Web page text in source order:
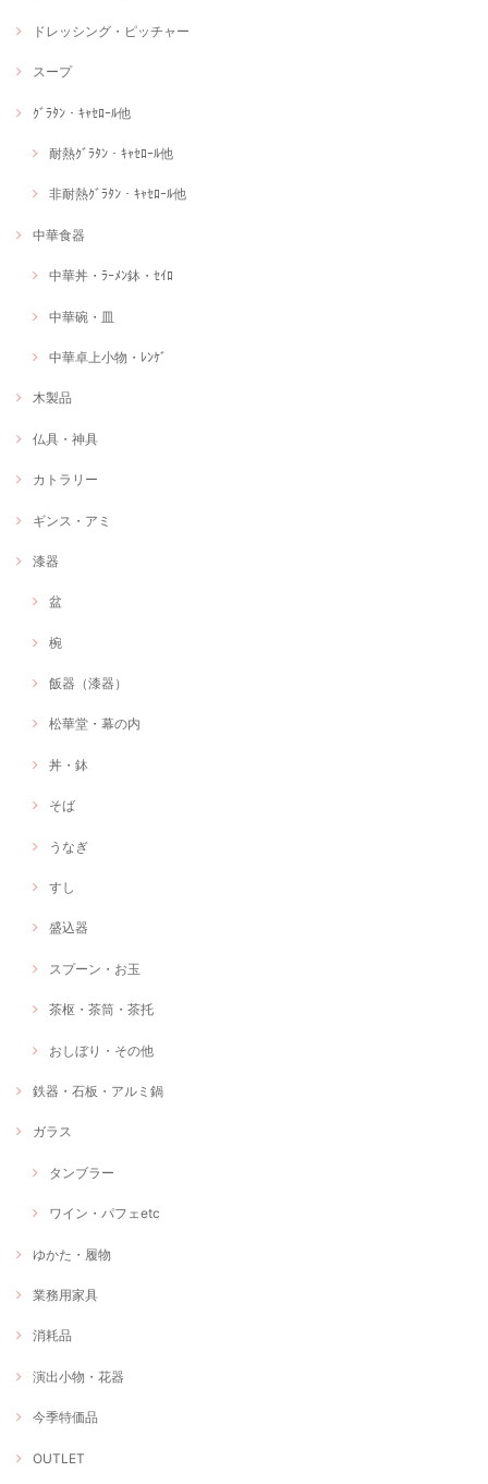
ドレッシング・ピッチャー
スープ
ｸﾞﾗﾀﾝ・ｷｬｾﾛｰﾙ他
耐熱ｸﾞﾗﾀﾝ・ｷｬｾﾛｰﾙ他
非耐熱ｸﾞﾗﾀﾝ・ｷｬｾﾛｰﾙ他
中華食器
中華丼・ﾗｰﾒﾝ鉢・ｾｲﾛ
中華碗・皿
中華卓上小物・ﾚﾝｹﾞ
木製品
仏具・神具
カトラリー
ギンス・アミ
漆器
盆
椀
飯器（漆器）
松華堂・幕の内
丼・鉢
そば
うなぎ
すし
盛込器
スプーン・お玉
茶枢・茶筒・茶托
おしぼり・その他
鉄器・石板・アルミ鍋
ガラス
タンブラー
ワイン・パフェetc
ゆかた・履物
業務用家具
消耗品
演出小物・花器
今季特価品
OUTLET